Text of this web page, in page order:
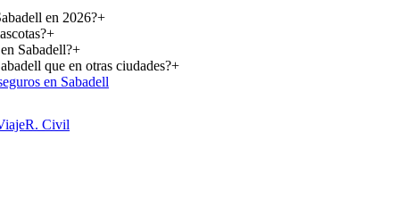
en 2026?+
+
Sabadell?+
que en otras ciudades?+
en Sabadell
R. Civil